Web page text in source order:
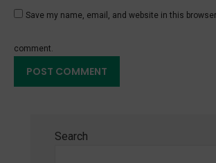
Save my name, email, and website in this
comment.
Search